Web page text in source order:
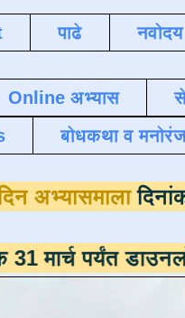
पाढे
Online अभ्यास
बोधकथा व
दैनंदिन
डाउनलोडसाठी